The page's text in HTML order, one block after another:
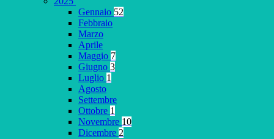
Gennaio 52
Febbraio
Marzo
Aprile
Maggio 7
Giugno 3
Luglio 1
Agosto
Settembre
Ottobre 1
Novembre 10
Dicembre 2